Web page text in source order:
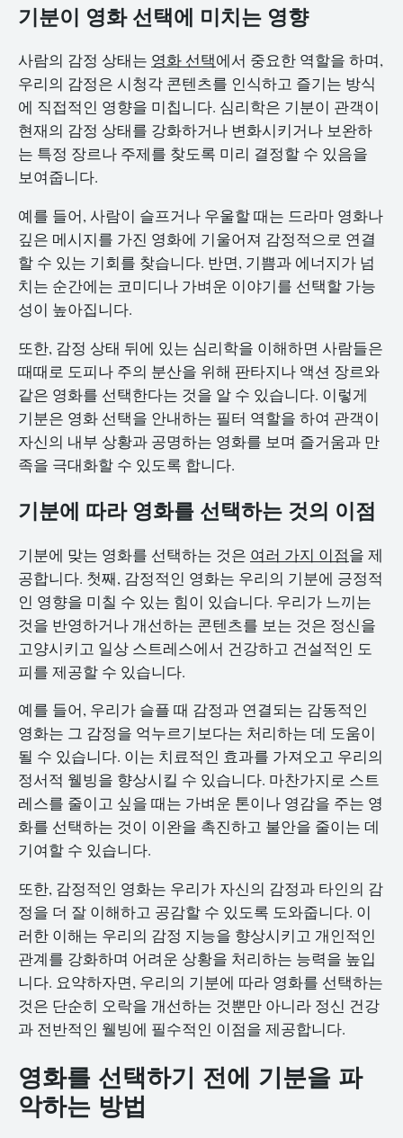
기분이 영화 선택에 미치는 영향
사람의 감정 상태는 영화 선택에서 중요한 역할을 하며,
우리의 감정은 시청각 콘텐츠를 인식하고 즐기는 방식
에 직접적인 영향을 미칩니다. 심리학은 기분이 관객이
현재의 감정 상태를 강화하거나 변화시키거나 보완하
는 특정 장르나 주제를 찾도록 미리 결정할 수 있음을
보여줍니다.
예를 들어, 사람이 슬프거나 우울할 때는 드라마 영화나
깊은 메시지를 가진 영화에 기울어져 감정적으로 연결
할 수 있는 기회를 찾습니다. 반면, 기쁨과 에너지가 넘
치는 순간에는 코미디나 가벼운 이야기를 선택할 가능
성이 높아집니다.
또한, 감정 상태 뒤에 있는 심리학을 이해하면 사람들은
때때로 도피나 주의 분산을 위해 판타지나 액션 장르와
같은 영화를 선택한다는 것을 알 수 있습니다. 이렇게
기분은 영화 선택을 안내하는 필터 역할을 하여 관객이
자신의 내부 상황과 공명하는 영화를 보며 즐거움과 만
족을 극대화할 수 있도록 합니다.
기분에 따라 영화를 선택하는 것의 이점
기분에 맞는 영화를 선택하는 것은 여러 가지 이점을 제
공합니다. 첫째, 감정적인 영화는 우리의 기분에 긍정적
인 영향을 미칠 수 있는 힘이 있습니다. 우리가 느끼는
것을 반영하거나 개선하는 콘텐츠를 보는 것은 정신을
고양시키고 일상 스트레스에서 건강하고 건설적인 도
피를 제공할 수 있습니다.
예를 들어, 우리가 슬플 때 감정과 연결되는 감동적인
영화는 그 감정을 억누르기보다는 처리하는 데 도움이
될 수 있습니다. 이는 치료적인 효과를 가져오고 우리의
정서적 웰빙을 향상시킬 수 있습니다. 마찬가지로 스트
레스를 줄이고 싶을 때는 가벼운 톤이나 영감을 주는 영
화를 선택하는 것이 이완을 촉진하고 불안을 줄이는 데
기여할 수 있습니다.
또한, 감정적인 영화는 우리가 자신의 감정과 타인의 감
정을 더 잘 이해하고 공감할 수 있도록 도와줍니다. 이
러한 이해는 우리의 감정 지능을 향상시키고 개인적인
관계를 강화하며 어려운 상황을 처리하는 능력을 높입
니다. 요약하자면, 우리의 기분에 따라 영화를 선택하는
것은 단순히 오락을 개선하는 것뿐만 아니라 정신 건강
과 전반적인 웰빙에 필수적인 이점을 제공합니다.
영화를 선택하기 전에 기분을 파
악하는 방법